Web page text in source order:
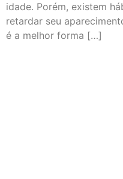
idade. Porém, existem
retardar seu
é a melhor forma […]